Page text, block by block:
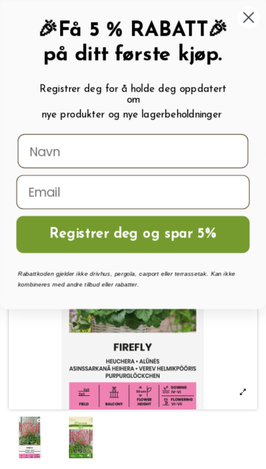
My wishlist ( 0
Menu Søk Logg inn Handlevogn
Hjem
🎉Få 5 % RABATT🎉
på ditt første kjøp.
Registrer deg for å holde deg oppdatert
om
nye produkter og nye lagerbeholdninger
Registrer deg og spar 5%
Rabattkoden gjelder ikke drivhus, pergola, carport eller terrassetak. Kan ikke
kombineres med andre tilbud eller rabatter.